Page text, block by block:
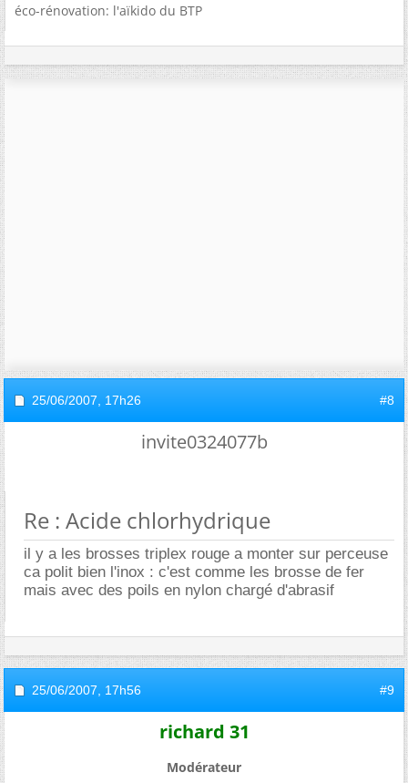
éco-rénovation: l'aïkido du BTP
25/06/2007, 17h26 #8
invite0324077b
Re : Acide chlorhydrique
il y a les brosses triplex rouge a monter sur perceuse
ca polit bien l'inox : c'est comme les brosse de fer
mais avec des poils en nylon chargé d'abrasif
25/06/2007, 17h56 #9
richard 31
Modérateur